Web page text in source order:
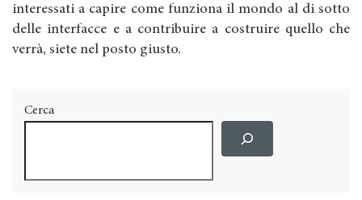
interessati a capire come funziona il mondo al di sotto
delle interfacce e a contribuire a costruire quello che
verrà, siete nel posto giusto.
Cerca